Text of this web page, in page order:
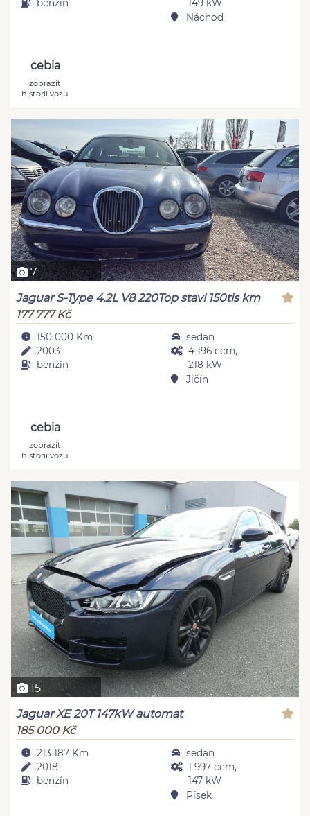
benzín
149 kW
Náchod
cebia
zobrazit
historii vozu
7
Jaguar S-Type 4.2L V8 220Top stav! 150tis km
177 777 Kč
150 000 Km
2003
benzín
sedan
4 196 ccm,
218 kW
Jičín
cebia
zobrazit
historii vozu
15
Jaguar XE 20T 147kW automat
185 000 Kč
213 187 Km
2018
benzín
sedan
1 997 ccm,
147 kW
Písek